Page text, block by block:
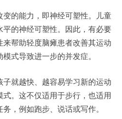
的能力，即神经可塑性。儿童
平的神经可塑性。因此，有必要
帮助轻度脑瘫患者改善其运动
式导致进一步的并发症。
就越快、越容易学习新的运动
。这不仅适用于步行，也适用
，例如跑步、说话或写作。